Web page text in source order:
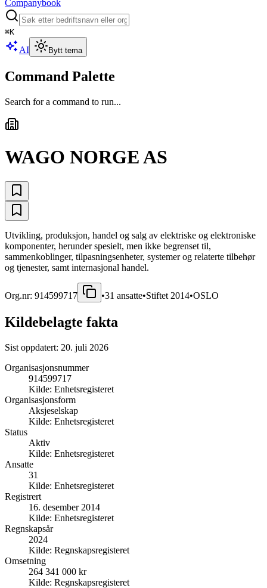
Companybook
⌘K
AI Bytt tema
Command Palette
Search for a command to run...
WAGO NORGE AS
Utvikling, produksjon, handel og salg av elektriske og elektroniske
komponenter, herunder spesielt, men ikke begrenset til,
sammenkoblinger, tilpasningsenheter, systemer og relaterte tilbehør
og tjenester, samt internasjonal handel.
Org.nr: 914599717 •31 ansatte•Stiftet 2014•OSLO
Kildebelagte fakta
Sist oppdatert: 20. juli 2026
Organisasjonsnummer
914599717
Kilde: Enhetsregisteret
Organisasjonsform
Aksjeselskap
Kilde: Enhetsregisteret
Status
Aktiv
Kilde: Enhetsregisteret
Ansatte
31
Kilde: Enhetsregisteret
Registrert
16. desember 2014
Kilde: Enhetsregisteret
Regnskapsår
2024
Kilde: Regnskapsregisteret
Omsetning
264 341 000 kr
Kilde: Regnskapsregisteret